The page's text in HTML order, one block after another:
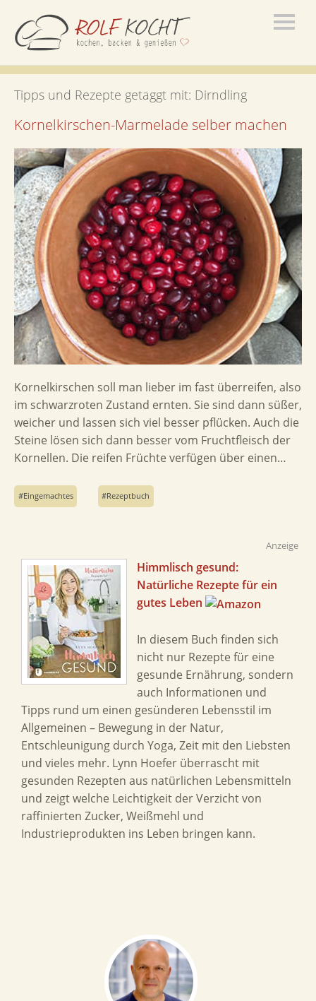
Tipps und Rezepte getaggt mit: Dirndling
Kornelkirschen-Marmelade selber machen
Kornelkirschen soll man lieber im fast überreifen, also
im schwarzroten Zustand ernten. Sie sind dann süßer,
weicher und lassen sich viel besser pflücken. Auch die
Steine lösen sich dann besser vom Fruchtfleisch der
Kornellen. Die reifen Früchte verfügen über einen…
Eingemachtes Rezeptbuch
Anzeige
Himmlisch gesund:
Natürliche Rezepte für ein
gutes Leben
In diesem Buch finden sich
nicht nur Rezepte für eine
gesunde Ernährung, sondern
auch Informationen und
Tipps rund um einen gesünderen Lebensstil im
Allgemeinen – Bewegung in der Natur,
Entschleunigung durch Yoga, Zeit mit den Liebsten
und vieles mehr. Lynn Hoefer überrascht mit
gesunden Rezepten aus natürlichen Lebensmitteln
und zeigt welche Leichtigkeit der Verzicht von
raffinierten Zucker, Weißmehl und
Industrieprodukten ins Leben bringen kann.